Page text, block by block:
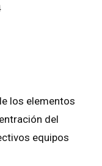
los elementos
del
equipos